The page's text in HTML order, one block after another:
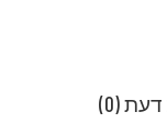
(0)